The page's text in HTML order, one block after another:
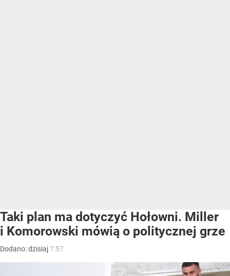
Taki plan ma dotyczyć Hołowni. Miller
i Komorowski mówią o politycznej grze
Dodano:dzisiaj7:57